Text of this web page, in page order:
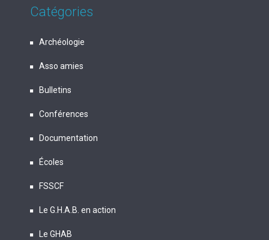
Catégories
Archéologie
Asso amies
Bulletins
Conférences
Documentation
Écoles
FSSCF
Le G.H.A.B. en action
Le GHAB